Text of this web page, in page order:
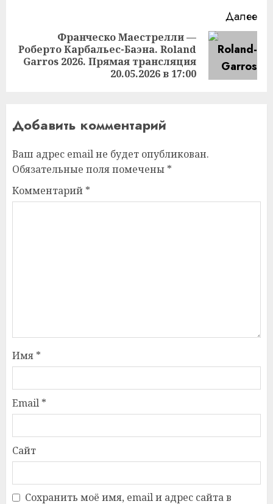
Далее
Следующая
запись:
Франческо Маестрелли —
Роберто Карбальес-Баэна. Roland
Garros 2026. Прямая трансляция
20.05.2026 в 17:00
Добавить комментарий
Ваш адрес email не будет опубликован.
Обязательные поля помечены *
Комментарий *
Имя *
Email *
Сайт
Сохранить моё имя, email и адрес сайта в